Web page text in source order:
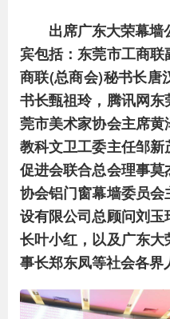
出席广东大荣幕
宾包括：东莞市工商
商联(总商会)秘书长唐
书长甄祖玲，腾讯网
莞市美术家协会主席
教科文卫工委主任邹
促进会联合总会理事
协会铝门窗幕墙委员
设有限公司总顾问刘
长叶小红，以及广东
事长郑东凤等社会各界